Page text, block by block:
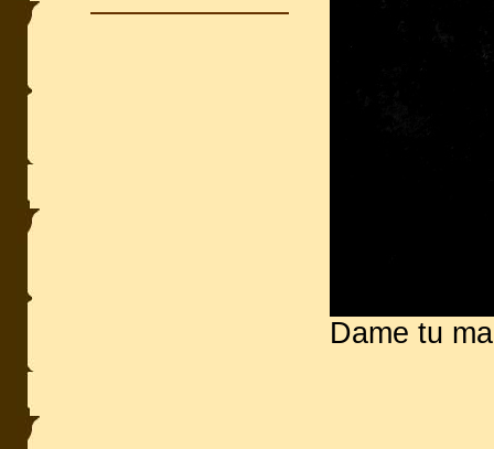
Dame tu